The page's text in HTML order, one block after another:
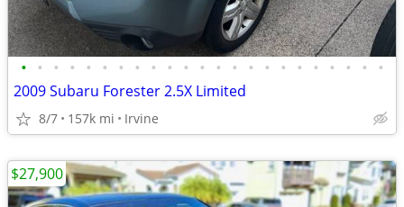
• • • • • • • • • • • • • • • • • • • • • • •
2009 Subaru Forester 2.5X Limited
8/7 157k mi Irvine
$27,900